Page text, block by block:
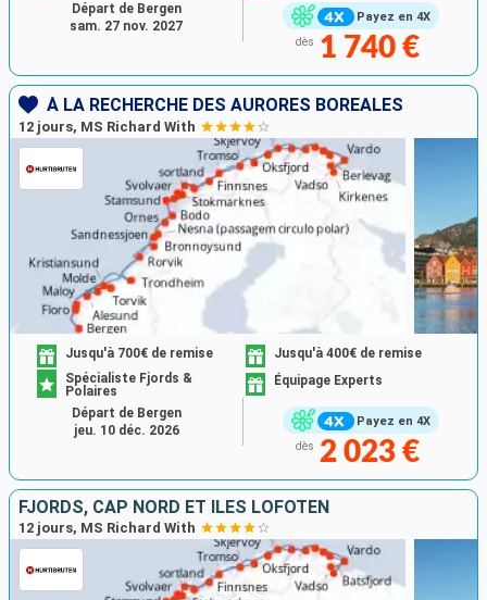
Payez en 4X
dès 1 740 €
Départ de Bergen
sam. 27 nov. 2027
À LA RECHERCHE DES AURORES BORÉALES
12 jours, MS Richard With
Payez en 4X
Jusqu'à 700€ de remise
Jusqu'à 400€ de remise
Spécialiste Fjords &
Polaires
Équipage Experts
dès 2 023 €
Départ de Bergen
jeu. 10 déc. 2026
FJORDS, CAP NORD ET ÎLES LOFOTEN
12 jours, MS Richard With